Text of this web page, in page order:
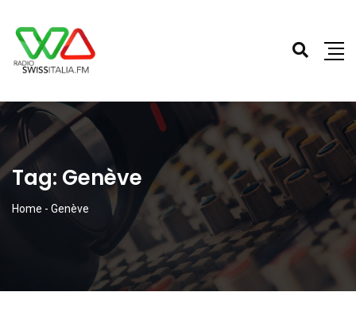
Tag: Genève
Home - Genève